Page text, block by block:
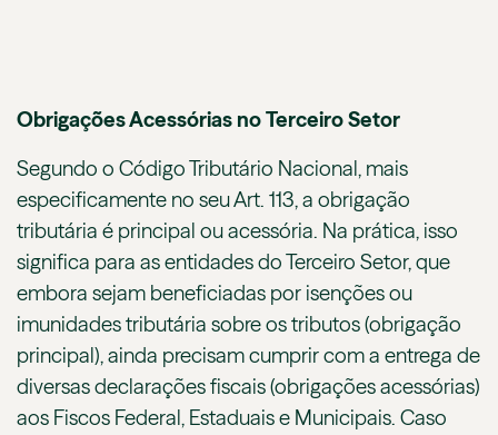
Obrigações Acessórias no Terceiro Setor
Segundo o Código Tributário Nacional, mais
especificamente no seu Art. 113, a obrigação
tributária é principal ou acessória. Na prática, isso
significa para as entidades do Terceiro Setor, que
embora sejam beneficiadas por isenções ou
imunidades tributária sobre os tributos (obrigação
principal), ainda precisam cumprir com a entrega de
diversas declarações fiscais (obrigações acessórias)
aos Fiscos Federal, Estaduais e Municipais. Caso